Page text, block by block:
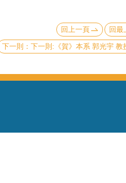
回上一頁 回最
下一則:《賀》本系 郭光宇 教授 Prof. Guang-Yu Guo 榮獲 教育部 第27屆《國家講座主持人》- 數學及自然科學類科 (The Ministry of Education's 27th Annual National Professorship Awards -